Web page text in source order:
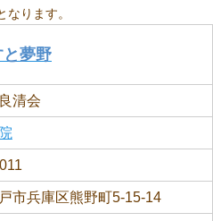
ります。
夢野
清会
市兵庫区熊野町5-15-14